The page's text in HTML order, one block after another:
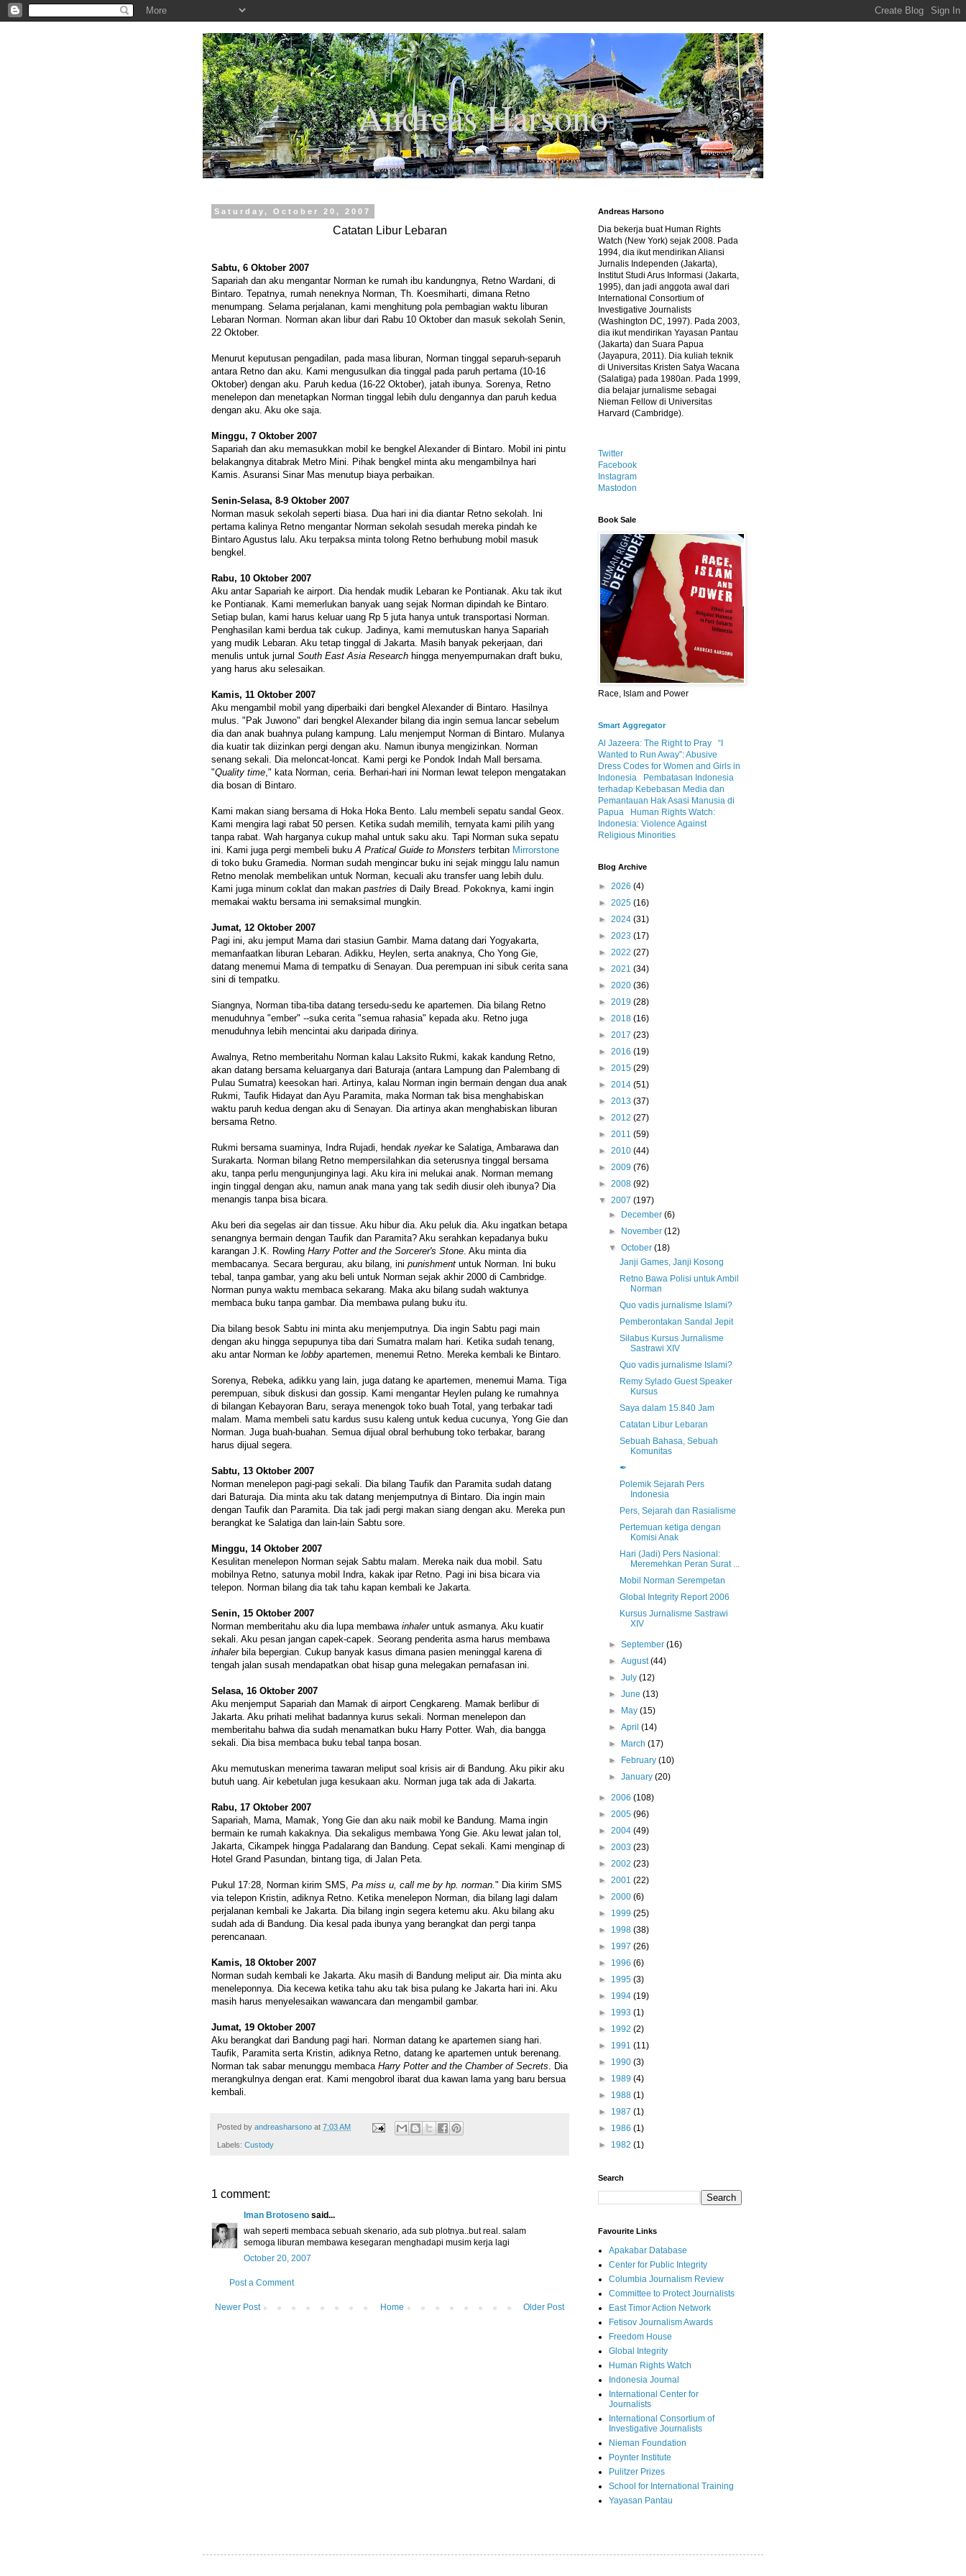
.
Andreas Harsono
Saturday, October 20, 2007
Catatan Libur Lebaran
Sabtu, 6 Oktober 2007
Sapariah dan aku mengantar Norman ke rumah ibu kandungnya, Retno Wardani, di
Bintaro. Tepatnya, rumah neneknya Norman, Th. Koesmiharti, dimana Retno
menumpang. Selama perjalanan, kami menghitung pola pembagian waktu liburan
Lebaran Norman. Norman akan libur dari Rabu 10 Oktober dan masuk sekolah Senin,
22 Oktober.
Menurut keputusan pengadilan, pada masa liburan, Norman tinggal separuh-separuh
antara Retno dan aku. Kami mengusulkan dia tinggal pada paruh pertama (10-16
Oktober) dengan aku. Paruh kedua (16-22 Oktober), jatah ibunya. Sorenya, Retno
menelepon dan menetapkan Norman tinggal lebih dulu dengannya dan paruh kedua
dengan aku. Aku oke saja.
Minggu, 7 Oktober 2007
Sapariah dan aku memasukkan mobil ke bengkel Alexander di Bintaro. Mobil ini pintu
belakangnya ditabrak Metro Mini. Pihak bengkel minta aku mengambilnya hari
Kamis. Asuransi Sinar Mas menutup biaya perbaikan.
Senin-Selasa, 8-9 Oktober 2007
Norman masuk sekolah seperti biasa. Dua hari ini dia diantar Retno sekolah. Ini
pertama kalinya Retno mengantar Norman sekolah sesudah mereka pindah ke
Bintaro Agustus lalu. Aku terpaksa minta tolong Retno berhubung mobil masuk
bengkel.
Rabu, 10 Oktober 2007
Aku antar Sapariah ke airport. Dia hendak mudik Lebaran ke Pontianak. Aku tak ikut
ke Pontianak. Kami memerlukan banyak uang sejak Norman dipindah ke Bintaro.
Setiap bulan, kami harus keluar uang Rp 5 juta hanya untuk transportasi Norman.
Penghasilan kami berdua tak cukup. Jadinya, kami memutuskan hanya Sapariah
yang mudik Lebaran. Aku tetap tinggal di Jakarta. Masih banyak pekerjaan, dari
menulis untuk jurnal South East Asia Research hingga menyempurnakan draft buku,
yang harus aku selesaikan.
Kamis, 11 Oktober 2007
Aku mengambil mobil yang diperbaiki dari bengkel Alexander di Bintaro. Hasilnya
mulus. "Pak Juwono" dari bengkel Alexander bilang dia ingin semua lancar sebelum
dia dan anak buahnya pulang kampung. Lalu menjemput Norman di Bintaro. Mulanya
dia kuatir tak diizinkan pergi dengan aku. Namun ibunya mengizinkan. Norman
senang sekali. Dia meloncat-loncat. Kami pergi ke Pondok Indah Mall bersama.
"Quality time," kata Norman, ceria. Berhari-hari ini Norman lewat telepon mengatakan
dia bosan di Bintaro.
Kami makan siang bersama di Hoka Hoka Bento. Lalu membeli sepatu sandal Geox.
Kami mengira lagi rabat 50 persen. Ketika sudah memilih, ternyata kami pilih yang
tanpa rabat. Wah harganya cukup mahal untuk saku aku. Tapi Norman suka sepatu
ini. Kami juga pergi membeli bukuA Pratical Guide to Monsters terbitan Mirrorstone
di toko buku Gramedia. Norman sudah mengincar buku ini sejak minggu lalu namun
Retno menolak membelikan untuk Norman, kecuali aku transfer uang lebih dulu.
Kami juga minum coklat dan makan pastries di Daily Bread. Pokoknya, kami ingin
memakai waktu bersama ini semaksimal mungkin.
Jumat, 12 Oktober 2007
Pagi ini, aku jemput Mama dari stasiun Gambir. Mama datang dari Yogyakarta,
memanfaatkan liburan Lebaran. Adikku, Heylen, serta anaknya, Cho Yong Gie,
datang menemui Mama di tempatku di Senayan. Dua perempuan ini sibuk cerita sana
sini di tempatku.
Siangnya, Norman tiba-tiba datang tersedu-sedu ke apartemen. Dia bilang Retno
menuduhnya "ember" --suka cerita "semua rahasia" kepada aku. Retno juga
menuduhnya lebih mencintai aku daripada dirinya.
Awalnya, Retno memberitahu Norman kalau Laksito Rukmi, kakak kandung Retno,
akan datang bersama keluarganya dari Baturaja (antara Lampung dan Palembang di
Pulau Sumatra) keesokan hari. Artinya, kalau Norman ingin bermain dengan dua anak
Rukmi, Taufik Hidayat dan Ayu Paramita, maka Norman tak bisa menghabiskan
waktu paruh kedua dengan aku di Senayan. Dia artinya akan menghabiskan liburan
bersama Retno.
Rukmi bersama suaminya, Indra Rujadi, hendak nyekarke Salatiga, Ambarawa dan
Surakarta. Norman bilang Retno mempersilahkan dia seterusnya tinggal bersama
aku, tanpa perlu mengunjunginya lagi. Aku kira ini melukai anak. Norman memang
ingin tinggal dengan aku, namun anak mana yang tak sedih diusir oleh ibunya? Dia
menangis tanpa bisa bicara.
Aku beri dia segelas air dan tissue. Aku hibur dia. Aku peluk dia. Aku ingatkan betapa
senangnya bermain dengan Taufik dan Paramita? Aku serahkan kepadanya buku
karangan J.K. Rowling Harry Potter and the Sorcerer's Stone. Aku minta dia
membacanya. Secara bergurau, aku bilang, ini punishment untuk Norman. Ini buku
tebal, tanpa gambar, yang aku beli untuk Norman sejak akhir 2000 di Cambridge.
Norman punya waktu membaca sekarang. Maka aku bilang sudah waktunya
membaca buku tanpa gambar. Dia membawa pulang buku itu.
Dia bilang besok Sabtu ini minta aku menjemputnya. Dia ingin Sabtu pagi main
dengan aku hingga sepupunya tiba dari Sumatra malam hari. Ketika sudah tenang,
aku antar Norman ke lobby apartemen, menemui Retno. Mereka kembali ke Bintaro.
Sorenya, Rebeka, adikku yang lain, juga datang ke apartemen, menemui Mama. Tiga
perempuan, sibuk diskusi dan gossip. Kami mengantar Heylen pulang ke rumahnya
di bilangan Kebayoran Baru, seraya menengok toko buah Total, yang terbakar tadi
malam. Mama membeli satu kardus susu kaleng untuk kedua cucunya, Yong Gie dan
Norman. Juga buah-buahan. Semua dijual obral berhubung toko terbakar, barang
harus dijual segera.
Sabtu, 13 Oktober 2007
Norman menelepon pagi-pagi sekali. Dia bilang Taufik dan Paramita sudah datang
dari Baturaja. Dia minta aku tak datang menjemputnya di Bintaro. Dia ingin main
dengan Taufik dan Paramita. Dia tak jadi pergi makan siang dengan aku. Mereka pun
berangkat ke Salatiga dan lain-lain Sabtu sore.
Minggu, 14 Oktober 2007
Kesulitan menelepon Norman sejak Sabtu malam. Mereka naik dua mobil. Satu
mobilnya Retno, satunya mobil Indra, kakak ipar Retno. Pagi ini bisa bicara via
telepon. Norman bilang dia tak tahu kapan kembali ke Jakarta.
Senin, 15 Oktober 2007
Norman memberitahu aku dia lupa membawa inhaleruntuk asmanya. Aku kuatir
sekali. Aku pesan jangan capek-capek. Seorang penderita asma harus membawa
inhalerbila bepergian. Cukup banyak kasus dimana pasien meninggal karena di
tengah jalan susah mendapatkan obat hisap guna melegakan pernafasan ini.
Selasa, 16 Oktober 2007
Aku menjemput Sapariah dan Mamak di airport Cengkareng. Mamak berlibur di
Jakarta. Aku prihati melihat badannya kurus sekali. Norman menelepon dan
memberitahu bahwa dia sudah menamatkan buku Harry Potter. Wah, dia bangga
sekali. Dia bisa membaca buku tebal tanpa bosan.
Aku memutuskan menerima tawaran meliput soal krisis air di Bandung. Aku pikir aku
butuh uang. Air kebetulan juga kesukaan aku. Norman juga tak ada di Jakarta.
Rabu, 17 Oktober 2007
Sapariah, Mama, Mamak, Yong Gie dan aku naik mobil ke Bandung. Mama ingin
bermain ke rumah kakaknya. Dia sekaligus membawa Yong Gie. Aku lewat jalan tol,
Jakarta, Cikampek hingga Padalarang dan Bandung. Cepat sekali. Kami menginap di
Hotel Grand Pasundan, bintang tiga, di Jalan Peta.
Pukul 17:28, Norman kirim SMS, Pa miss u, call me by hp. norman." Dia kirim SMS
via telepon Kristin, adiknya Retno. Ketika menelepon Norman, dia bilang lagi dalam
perjalanan kembali ke Jakarta. Dia bilang ingin segera ketemu aku. Aku bilang aku
sudah ada di Bandung. Dia kesal pada ibunya yang berangkat dan pergi tanpa
perencanaan.
Kamis, 18 Oktober 2007
Norman sudah kembali ke Jakarta. Aku masih di Bandung meliput air. Dia minta aku
meneleponnya. Dia kecewa ketika tahu aku tak bisa pulang ke Jakarta hari ini. Aku
masih harus menyelesaikan wawancara dan mengambil gambar.
Jumat, 19 Oktober 2007
Aku berangkat dari Bandung pagi hari. Norman datang ke apartemen siang hari.
Taufik, Paramita serta Kristin, adiknya Retno, datang ke apartemen untuk berenang.
Norman tak sabar menunggu membaca Harry Potter and the Chamber of Secrets. Dia
merangkulnya dengan erat. Kami mengobrol ibarat dua kawan lama yang baru bersua
kembali.
Posted by andreasharsono at 7:03 AM
Labels: Custody
1 comment:
Iman Brotoseno said...
wah seperti membaca sebuah skenario, ada sub plotnya..but real. salam
semoga liburan membawa kesegaran menghadapi musim kerja lagi
October 20, 2007
Post a Comment
Newer Post Older Post
Home
Andreas Harsono
Dia bekerja buat Human Rights
Watch (New York) sejak 2008. Pada
1994, dia ikut mendirikan Aliansi
Jurnalis Independen (Jakarta),
Institut Studi Arus Informasi (Jakarta,
1995), dan jadi anggota awal dari
International Consortium of
Investigative Journalists
(Washington DC, 1997). Pada 2003,
dia ikut mendirikan Yayasan Pantau
(Jakarta) dan Suara Papua
(Jayapura, 2011). Dia kuliah teknik
di Universitas Kristen Satya Wacana
(Salatiga) pada 1980an. Pada 1999,
dia belajar jurnalisme sebagai
Nieman Fellow di Universitas
Harvard (Cambridge).
Twitter
Facebook
Instagram
Mastodon
Book Sale
Race, Islam and Power
Smart Aggregator
Al Jazeera: The Right to Pray
“I
Wanted to Run Away”: Abusive
Dress Codes for Women and Girls in
Indonesia
Pembatasan Indonesia
terhadap Kebebasan Media dan
Pemantauan Hak Asasi Manusia di
Papua
Human Rights Watch:
Indonesia: Violence Against
Religious Minorities
Blog Archive
► 2026 (4)
► 2025 (16)
► 2024 (31)
► 2023 (17)
► 2022 (27)
► 2021 (34)
► 2020 (36)
► 2019 (28)
► 2018 (16)
► 2017 (23)
► 2016 (19)
► 2015 (29)
► 2014 (51)
► 2013 (37)
► 2012 (27)
► 2011 (59)
► 2010 (44)
► 2009 (76)
► 2008 (92)
▼ 2007 (197)
►
December(6)
►
November(12)
▼October(18)
Janji Games, Janji Kosong
Retno Bawa Polisi untuk Ambil
Norman
Quo vadis jurnalisme Islami?
Pemberontakan Sandal Jepit
Silabus Kursus Jurnalisme
Sastrawi XIV
Quo vadis jurnalisme Islami?
Remy Sylado Guest Speaker
Kursus
Saya dalam 15.840 Jam
Catatan Libur Lebaran
Sebuah Bahasa, Sebuah
Komunitas
✒
Polemik Sejarah Pers
Indonesia
Pers, Sejarah dan Rasialisme
Pertemuan ketiga dengan
Komisi Anak
Hari (Jadi) Pers Nasional:
Meremehkan Peran Surat ...
Mobil Norman Serempetan
Global Integrity Report 2006
Kursus Jurnalisme Sastrawi
XIV
►September(16)
►August(44)
►July(12)
►June(13)
►
May(15)
►April(14)
►
March(17)
►
February(10)
►January(20)
► 2006 (108)
► 2005 (96)
► 2004 (49)
► 2003 (23)
► 2002 (23)
► 2001 (22)
► 2000 (6)
► 1999 (25)
► 1998 (38)
► 1997 (26)
► 1996 (6)
► 1995 (3)
► 1994 (19)
► 1993 (1)
► 1992 (2)
► 1991 (11)
► 1990 (3)
► 1989 (4)
► 1988 (1)
► 1987 (1)
► 1986 (1)
► 1982 (1)
Search
Favourite Links
Apakabar Database
Center for Public Integrity
Columbia Journalism Review
Committee to Protect Journalists
East Timor Action Network
Fetisov Journalism Awards
Freedom House
Global Integrity
Human Rights Watch
Indonesia Journal
International Center for
Journalists
International Consortium of
Investigative Journalists
Nieman Foundation
Poynter Institute
Pulitzer Prizes
School for International Training
Yayasan Pantau